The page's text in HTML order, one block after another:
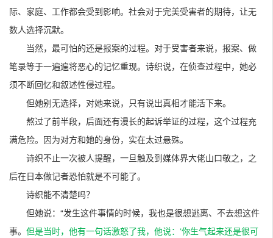
际、家庭、工作都会受到影响。社会对于完美受害者的期待，让无
数人选择沉默。
当然，最可怕的还是报案的过程。对于受害者来说，报案、做
笔录等于一遍遍将恶心的记忆重现。诗织说，在侦查过程中，她必
须不断回忆和叙述性侵过程。
但她别无选择，对她来说，只有说出真相才能活下来。
熬过了前半段，后面还有漫长的起诉举证的过程，这个过程充
满危险。因为对方和她的身份，实在太过悬殊。
诗织不止一次被人提醒，一旦触及到媒体界大佬山口敬之，之
后在日本做记者恐怕就是不可能了。
诗织能不清楚吗？
但她说：“发生这件事情的时候，我也是很想逃离、不去想这件
事。 但是当时，他有一句话激怒了我，他说：‘你生气起来还是很可